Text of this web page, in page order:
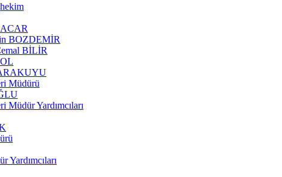
BOZDEMİR
BİLİR
Müdürü
Müdür Yardımcıları
Yardımcıları